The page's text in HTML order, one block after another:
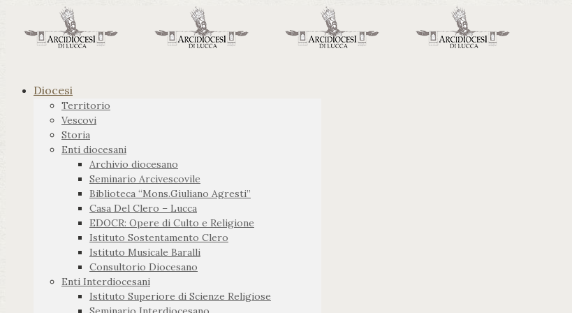
Diocesi
Territorio
Vescovi
Storia
Enti diocesani
Archivio diocesano
Seminario Arcivescovile
Biblioteca “Mons.Giuliano Agresti”
Casa Del Clero – Lucca
EDOCR: Opere di Culto e Religione
Istituto Sostentamento Clero
Istituto Musicale Baralli
Consultorio Diocesano
Enti Interdiocesani
Istituto Superiore di Scienze Religiose